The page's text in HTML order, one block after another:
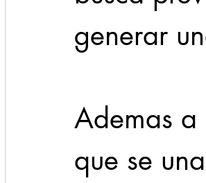
generar
Ademas
que se